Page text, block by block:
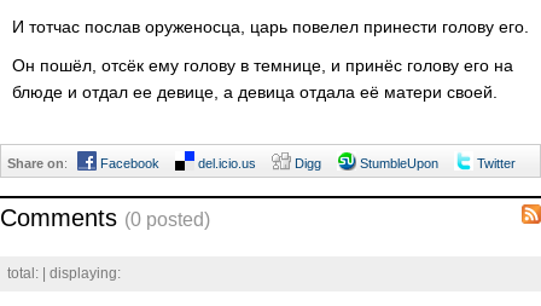
И тотчас послав оруженосца, царь повелел принести голову его.
Он пошёл, отсёк ему голову в темнице, и принёс голову его на
блюде и отдал ее девице, а девица отдала её матери своей.
Share on: Facebook del.icio.us Digg StumbleUpon Twitter
Comments (0 posted)
total: | displaying: